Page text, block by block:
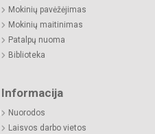
Mokinių pavėžėjimas
Mokinių maitinimas
Patalpų nuoma
Biblioteka
Informacija
Nuorodos
Laisvos darbo vietos